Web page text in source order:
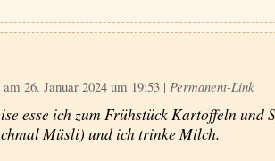
26. Januar 2024 um 19:53 | Permanent-Link
esse ich zum Frühstück Kartoffeln und
Müsli) und ich trinke Milch.